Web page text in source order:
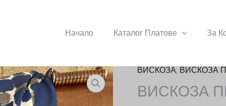
Начало Каталог Платове За
ВИСКОЗА, ВИСКОЗА
ВИСКОЗА
количество
за